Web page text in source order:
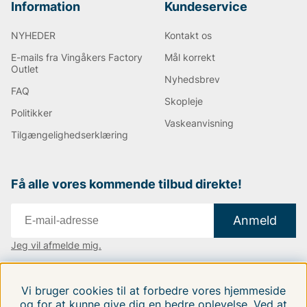
Information
NYHEDER
E-mails fra Vingåkers Factory
Outlet
FAQ
Politikker
Tilgængelighedserklæring
Kundeservice
Kontakt os
Mål korrekt
Nyhedsbrev
Skopleje
Vaskeanvisning
Få alle vores kommende tilbud direkte!
Anmeld
Jeg vil afmelde mig.
Følg os på vores sociale medier.
Vi bruger cookies til at forbedre vores hjemmeside
og for at kunne give dig en bedre oplevelse. Ved at